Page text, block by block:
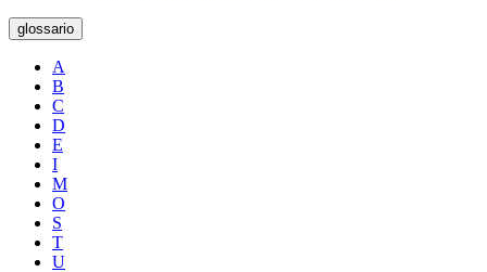
glossario
A
B
C
D
E
I
M
O
S
T
U